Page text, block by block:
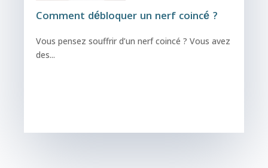
Comment débloquer un nerf coincé ?
Vous pensez souffrir d’un nerf coincé ? Vous avez
des...